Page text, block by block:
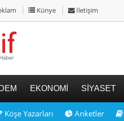
Künye İletişim
EKONOMİ SİYASET
Köşe Yazarları Anketler